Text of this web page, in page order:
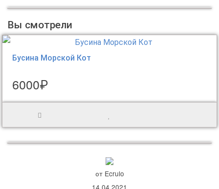
Вы смотрели
Бусина Морской Кот
6000₽
от Ecrulo
14.04.2021